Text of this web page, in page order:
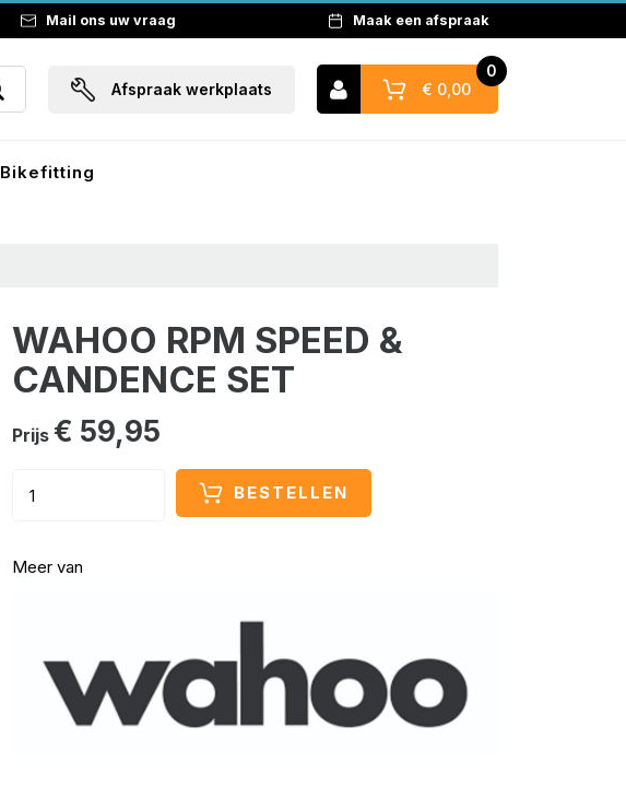
Mail ons uw vraag Maak een afspraak
Afspraak werkplaats € 0,00
0
Bikefitting
WAHOO RPM SPEED &
CANDENCE SET
Prijs € 59,95
BESTELLEN
Meer van